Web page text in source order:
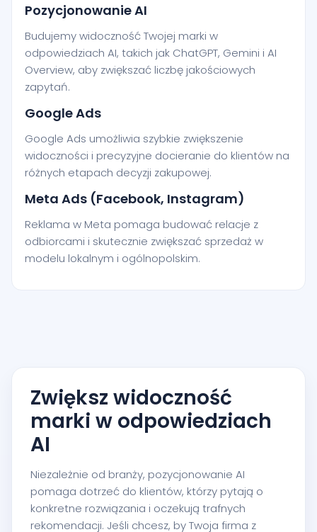
Pozycjonowanie AI
Budujemy widoczność Twojej marki w
odpowiedziach AI, takich jak ChatGPT, Gemini i AI
Overview, aby zwiększać liczbę jakościowych
zapytań.
Google Ads
Google Ads umożliwia szybkie zwiększenie
widoczności i precyzyjne docieranie do klientów na
różnych etapach decyzji zakupowej.
Meta Ads (Facebook, Instagram)
Reklama w Meta pomaga budować relacje z
odbiorcami i skutecznie zwiększać sprzedaż w
modelu lokalnym i ogólnopolskim.
Zwiększ widoczność
marki w odpowiedziach
AI
Niezależnie od branży, pozycjonowanie AI
pomaga dotrzeć do klientów, którzy pytają o
konkretne rozwiązania i oczekują trafnych
rekomendacji. Jeśli chcesz, by Twoja firma z